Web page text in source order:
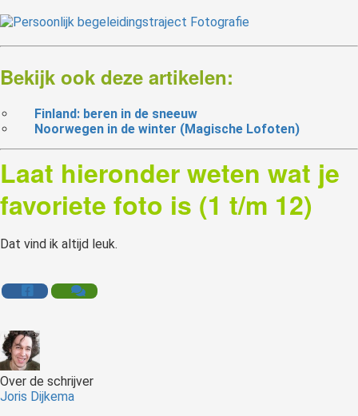
Bekijk ook deze artikelen:
Finland: beren in de sneeuw
Noorwegen in de winter (Magische Lofoten)
Laat hieronder weten wat je
favoriete foto is (1 t/m 12)
Dat vind ik altijd leuk.
Over de schrijver
Joris Dijkema